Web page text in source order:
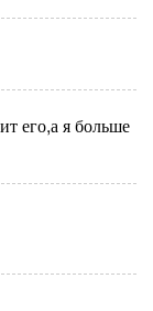
его,а я больше